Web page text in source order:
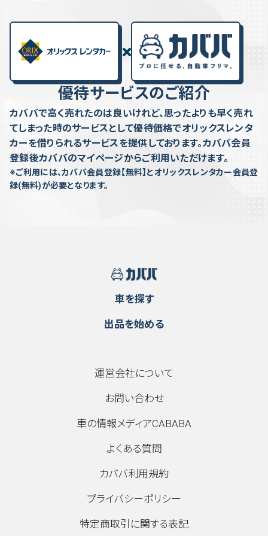
優待サービスのご紹介
カババで高く売れたのは良いけれど、思ったよりも早く売れ
てしまった時のサービスとして優待価格でオリックスレンタ
カーを借りられるサービスを提供しております。カババ会員
登録後カババのマイページからご利用いただけます。
※ご利用には、カババ会員登録【無料】とオリックスレンタカー会員登
録(無料)が必要となります。
車を探す
出品を始める
運営会社について
お問い合わせ
車の情報メディアCABABA
よくある質問
カババ利用規約
プライバシーポリシー
特定商取引に関する表記